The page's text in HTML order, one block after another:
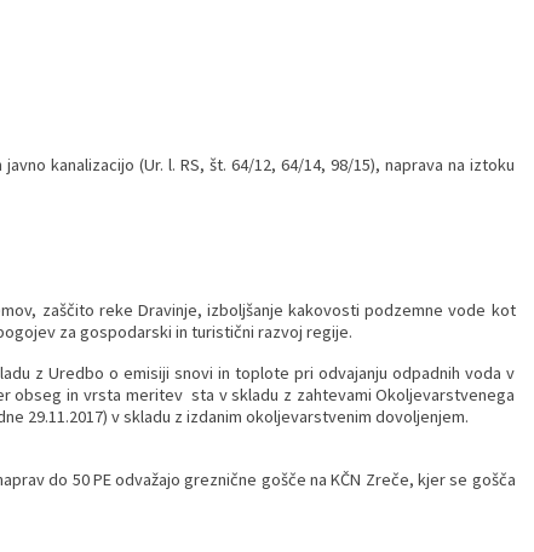
kanalizacijo (Ur. l. RS, št. 64/12, 64/14, 98/15), naprava na iztoku
zaščito reke Dravinje, izboljšanje kakovosti podzemne vode kot
za gospodarski in turistični razvoj regije.
z Uredbo o emisiji snovi in toplote pri odvajanju odpadnih voda v
obseg in vrsta meritev sta v skladu z zahtevami Okoljevarstvenega
29.11.2017) v skladu z izdanim okoljevarstvenim dovoljenjem.
do 50 PE odvažajo greznične gošče na KČN Zreče, kjer se gošča